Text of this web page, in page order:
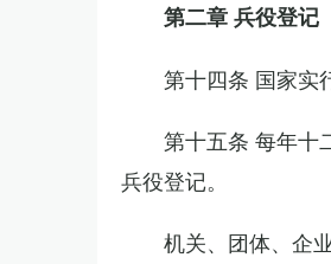
第二章 兵役登记
第十四条 国家实
第十五条 每年十
兵役登记。
机关、团体、企